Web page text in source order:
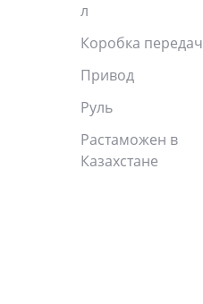
л
Коробка передач
Привод
Руль
Растаможен в
Казахстане